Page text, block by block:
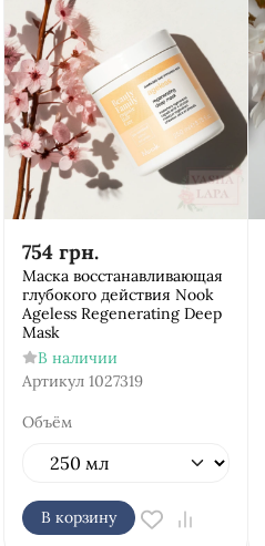
754 грн.
Маска восстанавливающая
глубокого действия Nook
Ageless Regenerating Deep
Mask
В наличии
Артикул 1027319
Объём
В корзину